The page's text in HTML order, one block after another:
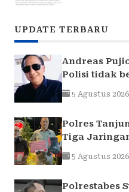
UPDATE TERBARU
Andreas
Polisi tidak
uang yang
rekening
5 Agustus 2026
Polres
Tiga
Tersangka
Diamankan
5 Agustus 2026
Polrestabes